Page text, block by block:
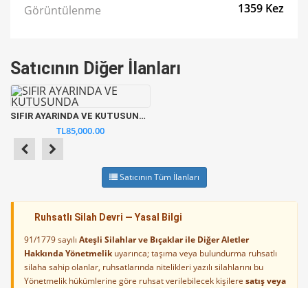
Görüntülenme
1359 Kez
Satıcının Diğer İlanları
SIFIR AYARINDA VE KUTUSUNDA
TL85,000.00
Satıcının Tüm İlanları
Ruhsatlı Silah Devri — Yasal Bilgi
91/1779 sayılı Ateşli Silahlar ve Bıçaklar ile Diğer Aletler
Hakkında Yönetmelikuyarınca; taşıma veya bulundurma ruhsatlı
silaha sahip olanlar, ruhsatlarında nitelikleri yazılı silahlarını bu
Yönetmelik hükümlerine göre ruhsat verilebilecek kişilere satış veya